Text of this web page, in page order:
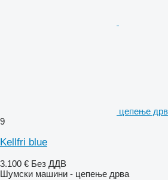
цепење
9
Kellfri blue
3.100 € Без ДДВ
Шумски машини - цепење дрва